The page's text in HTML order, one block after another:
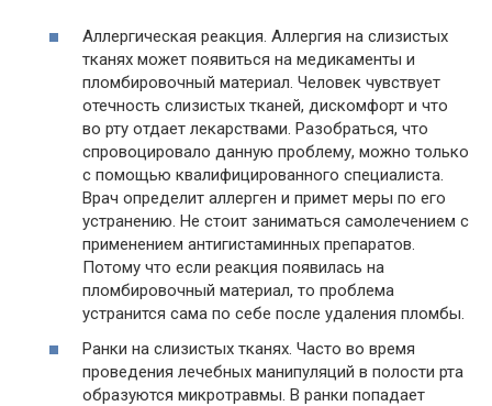
Аллергическая реакция. Аллергия на слизистых
тканях может появиться на медикаменты и
пломбировочный материал. Человек чувствует
отечность слизистых тканей, дискомфорт и что
во рту отдает лекарствами. Разобраться, что
спровоцировало данную проблему, можно только
с помощью квалифицированного специалиста.
Врач определит аллерген и примет меры по его
устранению. Не стоит заниматься самолечением с
применением антигистаминных препаратов.
Потому что если реакция появилась на
пломбировочный материал, то проблема
устранится сама по себе после удаления пломбы.
Ранки на слизистых тканях. Часто во время
проведения лечебных манипуляций в полости рта
образуются микротравмы. В ранки попадает